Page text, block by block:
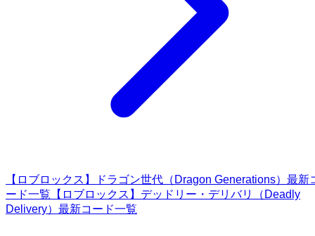
【ロブロックス】ドラゴン世代（Dragon Generations）最新
ード一覧 【ロブロックス】デッドリー・デリバリ（Deadly
Delivery）最新コード一覧